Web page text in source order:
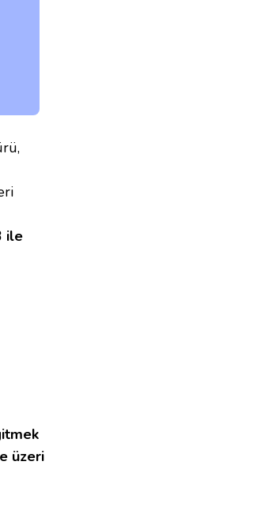
ile
üzeri